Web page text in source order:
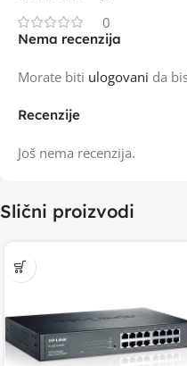
0
Recenzije
Još nema recenzija.
Nema recenzija
Morate biti ulogovani da
Slični proizvodi